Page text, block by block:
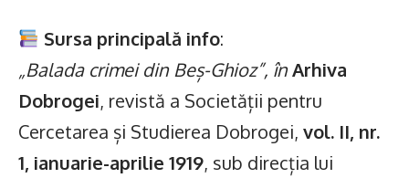
Sursa principală info:
„Balada crimei din Beș-Ghioz”, înArhiva
Dobrogei, revistă a Societății pentru
Cercetarea și Studierea Dobrogei, vol. II, nr.
1, ianuarie-aprilie 1919, sub direcția lui